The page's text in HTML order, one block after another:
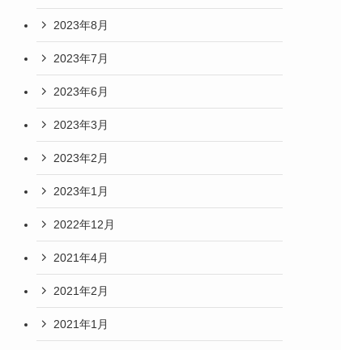
2023年8月
2023年7月
2023年6月
2023年3月
2023年2月
2023年1月
2022年12月
2021年4月
2021年2月
2021年1月